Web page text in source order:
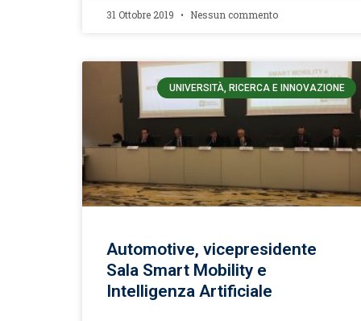
31 Ottobre 2019 Nessun commento
UNIVERSITÀ, RICERCA E INNOVAZIONE
Automotive, vicepresidente
Sala Smart Mobility e
Intelligenza Artificiale